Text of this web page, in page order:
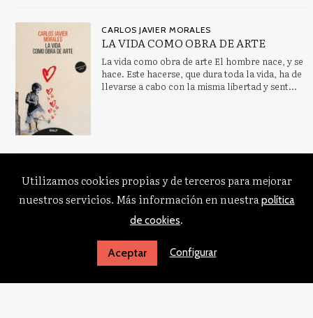
CARLOS JAVIER MORALES
LA VIDA COMO OBRA DE ARTE
La vida como obra de arte El hombre nace, y se
hace. Este hacerse, que dura toda la vida, ha de
llevarse a cabo con la misma libertad y sent...
© 2026, EDICIONES RIALP
Utilizamos cookies propias y de terceros para mejorar
nuestros servicios. Más información en nuestrapolítica
de cookies.
Aceptar Configurar